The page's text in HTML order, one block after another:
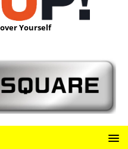
Yourself